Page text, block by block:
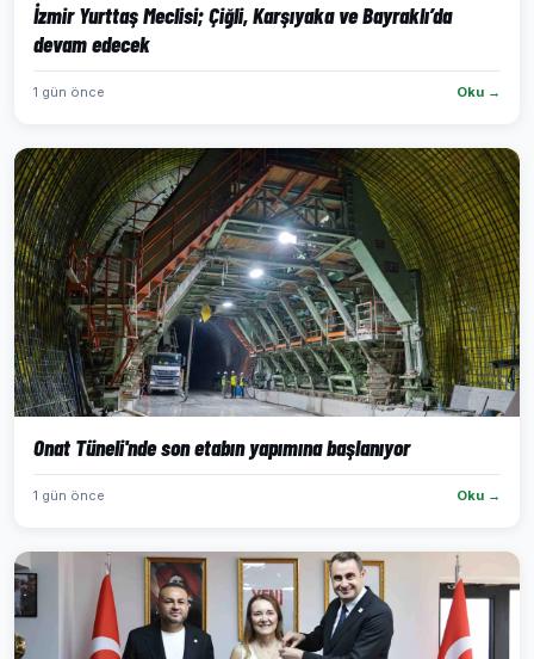
İzmir Yurttaş Meclisi; Çiğli, Karşıyaka ve Bayraklı’da
devam edecek
1 gün önce Oku →
Onat Tüneli'nde son etabın yapımına başlanıyor
1 gün önce Oku →